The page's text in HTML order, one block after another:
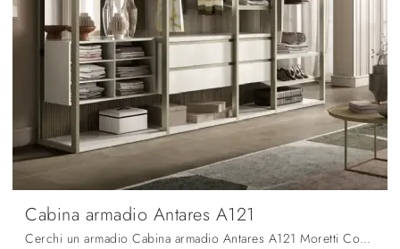
Cabina armadio Antares A121
Cerchi un armadio Cabina armadio Antares A121 Moretti Compact Giorno Notte? Clicca subito! Gli armadi cabine armadio con ante scorrevoli ti aspettano.